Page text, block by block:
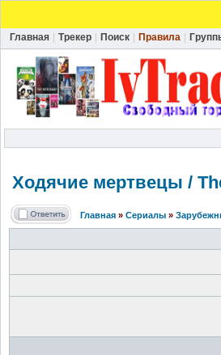
Главная Трекер Поиск Правила
Ходячие мертвецы /
Главная » Сериалы »